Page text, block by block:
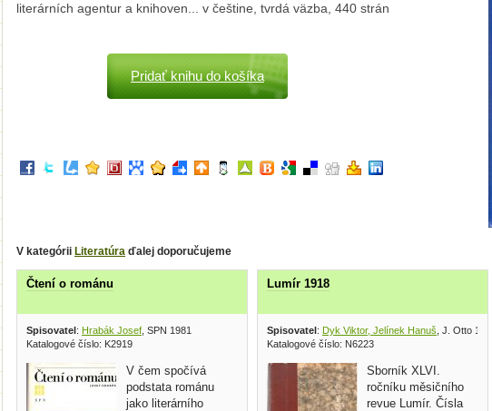
literárních agentur a knihoven... v češtine, tvrdá väzba, 440 strán
Pridať knihu do košíka
V kategórii Literatúra ďalej doporučujeme
Čtení o románu
Spisovatel: Hrabák Josef , SPN 1981
Katalogové číslo: K2919
V čem spočívá
podstata románu
jako literárního
Lumír 1918
Spisovatel: Dyk Viktor, Jelínek Hanuš , J. Otto 1918
Katalogové číslo: N6223
Sborník XLVI.
ročníku měsičního
revue Lumír. Čísla